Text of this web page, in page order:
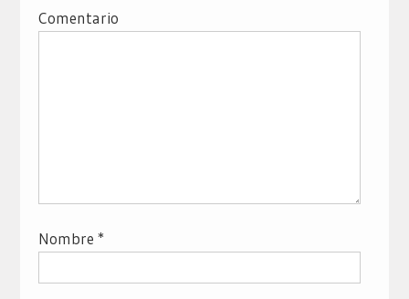
Comentario
Nombre *